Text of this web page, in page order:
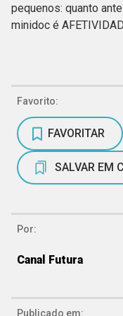
pequenos: quanto
minidoc é
Favorito:
FAVORITAR
SALVAR EM
Por:
Canal Futura
Publicado em: